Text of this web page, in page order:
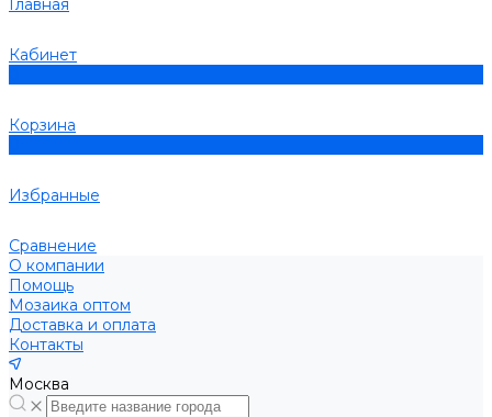
Главная
Кабинет
Корзина
Избранные
Сравнение
О компании
Помощь
Мозаика оптом
Доставка и оплата
Контакты
Москва